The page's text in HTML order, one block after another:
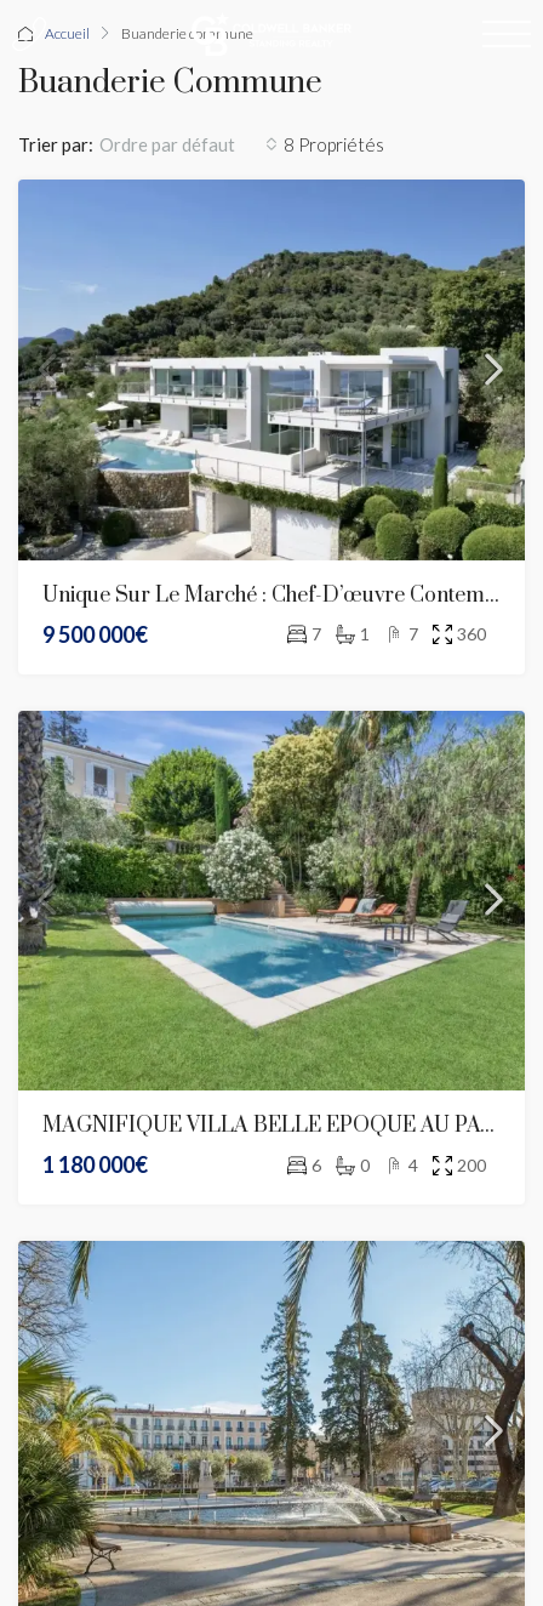
Accueil Buanderie commune
Buanderie Commune
8 Propriétés
Trier par: Ordre par défaut
Unique Sur Le Marché : Chef-D’œuvre Contemporain Signé Jacqueline Morabito Au Vinaigrier, Nice
9 500 000€
7 1 7 360
MAGNIFIQUE VILLA BELLE EPOQUE AU PAYS PARFUMé DE GRASSE
1 180 000€
6 0 4 200